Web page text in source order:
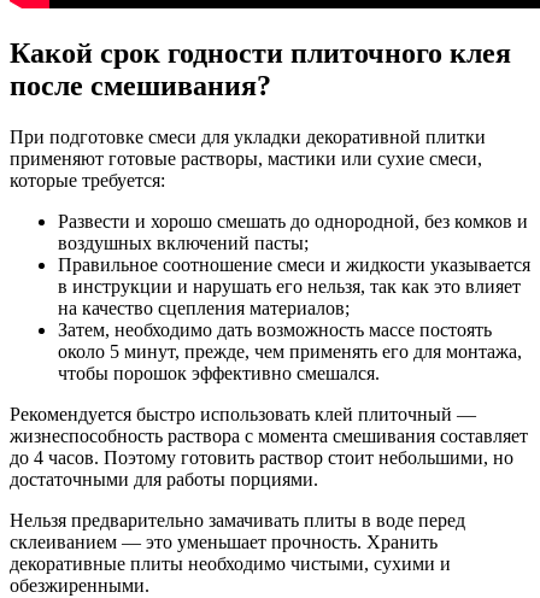
Какой срок годности плиточного клея
после смешивания?
При подготовке смеси для укладки декоративной плитки
применяют готовые растворы, мастики или сухие смеси,
которые требуется:
Развести и хорошо смешать до однородной, без комков и
воздушных включений пасты;
Правильное соотношение смеси и жидкости указывается
в инструкции и нарушать его нельзя, так как это влияет
на качество сцепления материалов;
Затем, необходимо дать возможность массе постоять
около 5 минут, прежде, чем применять его для монтажа,
чтобы порошок эффективно смешался.
Рекомендуется быстро использовать клей плиточный —
жизнеспособность раствора с момента смешивания составляет
до 4 часов. Поэтому готовить раствор стоит небольшими, но
достаточными для работы порциями.
Нельзя предварительно замачивать плиты в воде перед
склеиванием — это уменьшает прочность. Хранить
декоративные плиты необходимо чистыми, сухими и
обезжиренными.